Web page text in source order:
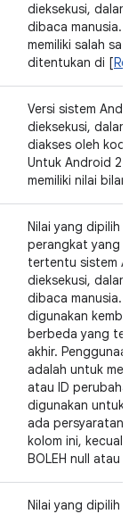
dieksekusi,
dibaca manusia.
memiliki salah
ditentukan di [
Versi sistem
dieksekusi,
diakses oleh
Untuk Android 2.2,
memiliki nilai
Nilai yang dipilih
perangkat yang
tertentu sistem
dieksekusi,
dibaca manusia.
digunakan
berbeda yang
akhir.
adalah untuk
atau ID
digunakan untuk
ada persyaratan
kolom ini, kecuali
BOLEH null atau
Nilai yang dipilih